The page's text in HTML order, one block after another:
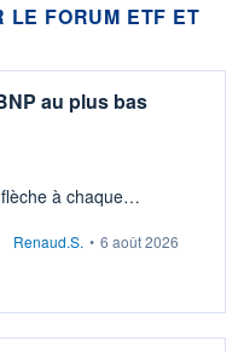
LE FORUM ETF ET
au plus bas
à chaque
sa retraite.
Renaud.S. • 6 août 2026